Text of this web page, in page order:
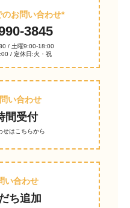
お問い合わせ*
3845
/ 土曜9:00-18:00
/ 定休日:火・祝
い合わせ
間受付
せはこちらから
い合わせ
ち追加